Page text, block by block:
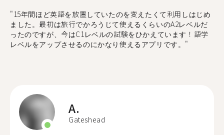
"15年間ほど英語を放置していたのを変えたくて利用しはじめ
ました。最初は旅行でかろうじて使えるくらいのA2レベルだ
ったのですが、今はC1レベルの試験をひかえています！語学
レベルをアップさせるのにかなり使えるアプリです。"
A.
Gateshead